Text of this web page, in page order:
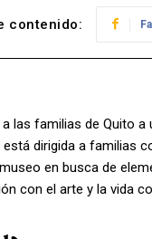
contenido:
las familias de Quito
dirigida a familias
en busca de
con el arte y la vida